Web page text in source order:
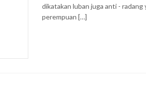
dikatakan luban juga anti -
perempuan […]